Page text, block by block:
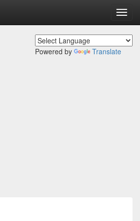
Powered by Translate